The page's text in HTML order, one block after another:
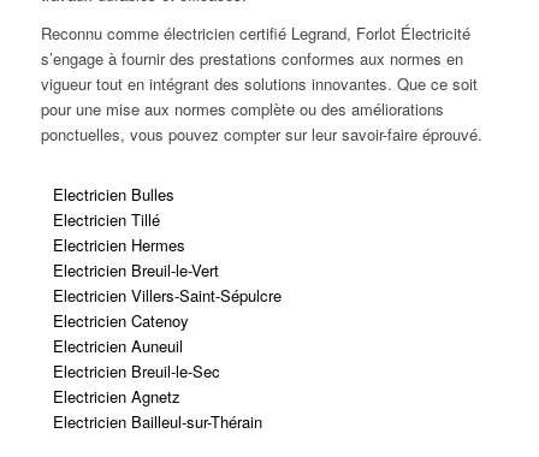
Reconnu comme électricien certifié Legrand, Forlot Électricité
s’engage à fournir des prestations conformes aux normes en
vigueur tout en intégrant des solutions innovantes. Que ce soit
pour une mise aux normes complète ou des améliorations
ponctuelles, vous pouvez compter sur leur savoir-faire éprouvé.
Electricien Bulles
Electricien Tillé
Electricien Hermes
Electricien Breuil-le-Vert
Electricien Villers-Saint-Sépulcre
Electricien Catenoy
Electricien Auneuil
Electricien Breuil-le-Sec
Electricien Agnetz
Electricien Bailleul-sur-Thérain